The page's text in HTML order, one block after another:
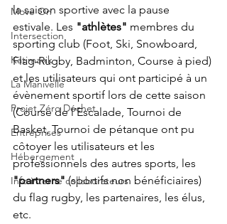
Move On
Intersection
Katimavik
La Manivelle
Projet Zéro Déchet
Entreprises
Hébergement
Info interne collaborateurs
la saison sportive avec la pause
estivale. Les "athlètes" membres du
sporting club (Foot, Ski, Snowboard,
Flag-Rugby, Badminton, Course à pied)
et les utilisateurs qui ont participé à un
évènement sportif lors de cette saison
(Course de l’Escalade, Tournoi de
Basket, Tournoi de pétanque ont pu
côtoyer les utilisateurs et les
professionnels des autres sports, les
"partners" (sportifs non bénéficiaires)
du flag rugby, les partenaires, les élus,
etc.